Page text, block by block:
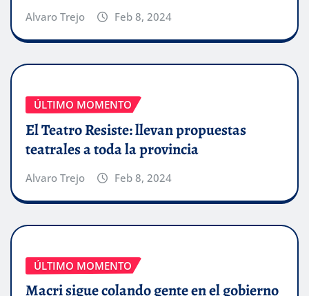
Alvaro Trejo Feb 8, 2024
ÚLTIMO MOMENTO
El Teatro Resiste: llevan propuestas
teatrales a toda la provincia
Alvaro Trejo Feb 8, 2024
ÚLTIMO MOMENTO
Macri sigue colando gente en el gobierno